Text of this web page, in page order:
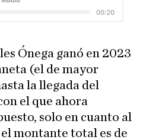
Ónega ganó en 2023
(el de mayor
la llegada del
el que ahora
solo en cuanto al
montante total es de